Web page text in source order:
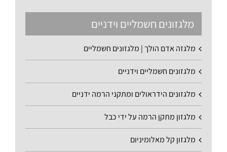
מלגזונים חשמליים וידניים
מלגזה אדם הולך | מלגזונים חשמליים
מלגזונים חשמליים וידניים
מלגזונים הידראולים ומתקני הרמה ידניים
מלגזון מתקן הרמה על ידי כבל
מלגזון קל מאלומיניום